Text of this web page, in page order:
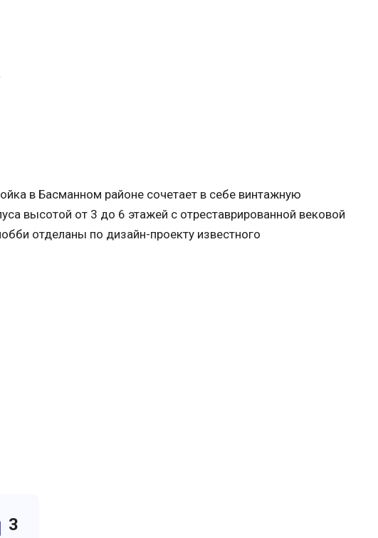
в Басманном районе сочетает в себе винтажную
высотой от 3 до 6 этажей с отреставрированной вековой
отделаны по дизайн-проекту известного
3